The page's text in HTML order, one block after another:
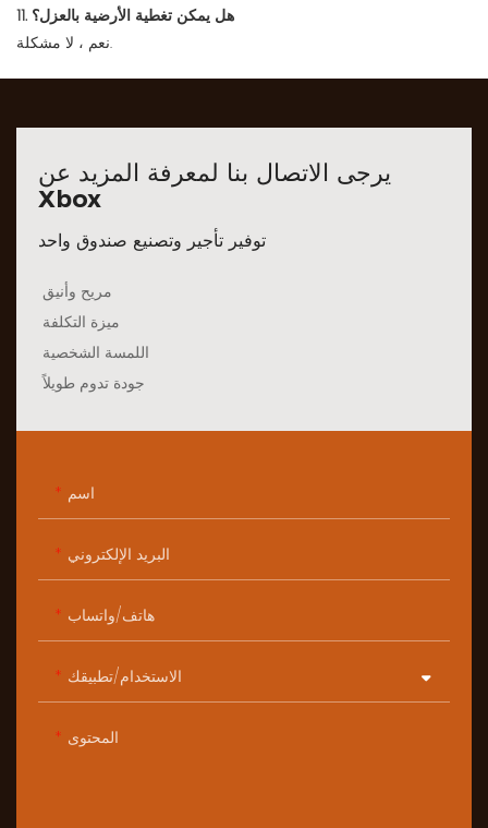
11. هل يمكن تغطية الأرضية بالعزل؟
نعم ، لا مشكلة.
يرجى الاتصال بنا لمعرفة المزيد عن
Xbox
توفير تأجير وتصنيع صندوق واحد
مريح وأنيق
ميزة التكلفة
اللمسة الشخصية
جودة تدوم طويلاً
اسم
البريد الإلكتروني
هاتف/واتساب
الاستخدام/تطبيقك
المحتوى